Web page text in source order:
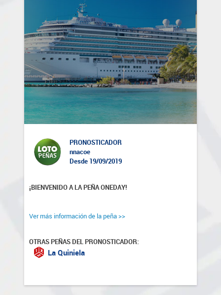
PRONOSTICADOR
nnacoe
Desde 19/09/2019
¡BIENVENIDO A LA PEÑA ONEDAY!
Ver más información de la peña >>
OTRAS PEÑAS DEL PRONOSTICADOR:
La Quiniela